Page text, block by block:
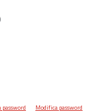
password Modifica password